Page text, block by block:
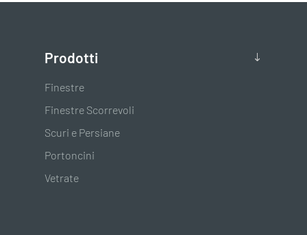
Prodotti
Finestre
Finestre Scorrevoli
Scuri e Persiane
Portoncini
Vetrate